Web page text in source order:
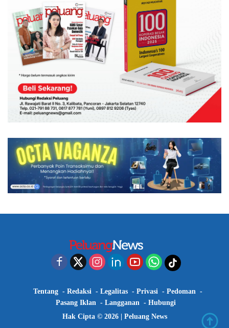
Tentang Redaksi Legalitas Privasi
Pedoman
Pasang Iklan
Langganan
Hubungi
Hak Cipta © 2026 | Peluang News